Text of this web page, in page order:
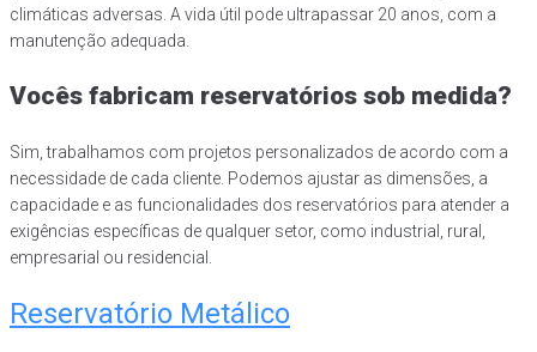
climáticas adversas. A vida útil pode ultrapassar 20 anos, com a
manutenção adequada.
Vocês fabricam reservatórios sob medida?
Sim, trabalhamos com projetos personalizados de acordo com a
necessidade de cada cliente. Podemos ajustar as dimensões, a
capacidade e as funcionalidades dos reservatórios para atender a
exigências específicas de qualquer setor, como industrial, rural,
empresarial ou residencial.
Reservatório Metálico